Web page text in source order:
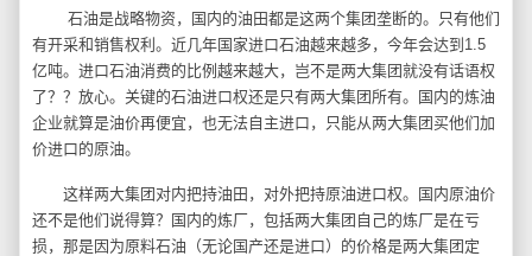
石油是战略物资，国内的油田都是这两个集团垄断的。只有他们
有开采和销售权利。近几年国家进口石油越来越多，今年会达到1.5
亿吨。进口石油消费的比例越来越大，岂不是两大集团就没有话语权
了？？放心。关键的石油进口权还是只有两大集团所有。国内的炼油
企业就算是油价再便宜，也无法自主进口，只能从两大集团买他们加
价进口的原油。
这样两大集团对内把持油田，对外把持原油进口权。国内原油价
还不是他们说得算？国内的炼厂，包括两大集团自己的炼厂是在亏
损，那是因为原料石油（无论国产还是进口）的价格是两大集团定